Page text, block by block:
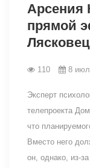
Арсения
прямой
Лясковец
110 8
Эксперт
телепроекта
что
Вместо него
он, однако, из-